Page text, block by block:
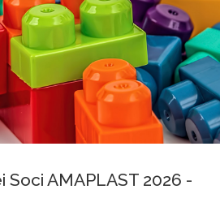
Soci AMAPLAST 2026 -